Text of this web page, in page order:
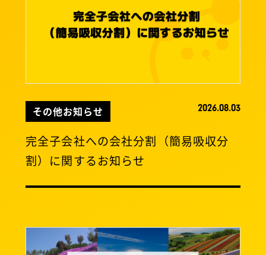
その他お知らせ 2026.08.03
完全子会社への会社分割（簡易吸収分
割）に関するお知らせ